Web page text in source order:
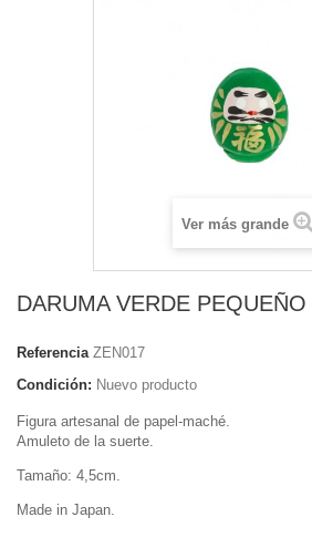
Ver más grande
DARUMA VERDE PEQUEÑO
Referencia ZEN017
Condición: Nuevo producto
Figura artesanal de papel-maché.
Amuleto de la suerte.
Tamaño: 4,5cm.
Made in Japan.